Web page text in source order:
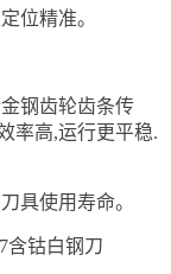
位精准。
钢齿轮齿条传
率高,运行更平稳.
具使用寿命。
含钴白钢刀